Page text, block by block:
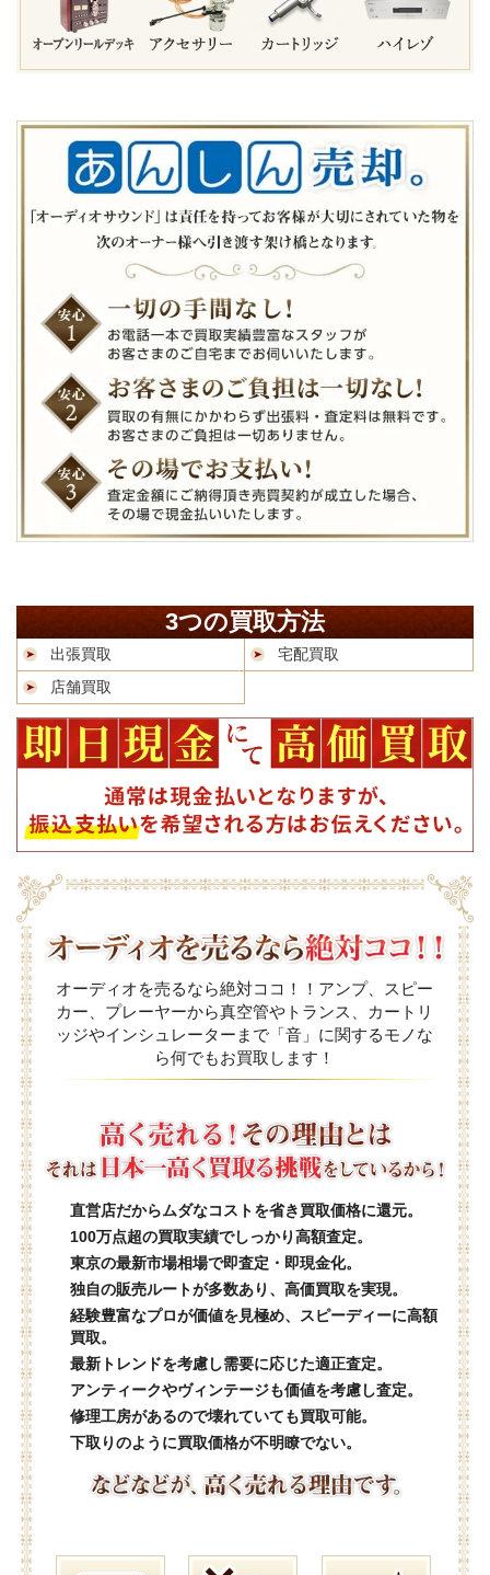
3つの買取方法
出張買取
宅配買取
店舗買取
オーディオを売るなら絶対ココ！！アンプ、スピー
カー、プレーヤーから真空管やトランス、カートリ
ッジやインシュレーターまで「音」に関するモノな
ら何でもお買取します！
直営店だからムダなコストを省き買取価格に還元。
100万点超の買取実績でしっかり高額査定。
東京の最新市場相場で即査定・即現金化。
独自の販売ルートが多数あり、高価買取を実現。
経験豊富なプロが価値を見極め、スピーディーに高額
買取。
最新トレンドを考慮し需要に応じた適正査定。
アンティークやヴィンテージも価値を考慮し査定。
修理工房があるので壊れていても買取可能。
下取りのように買取価格が不明瞭でない。